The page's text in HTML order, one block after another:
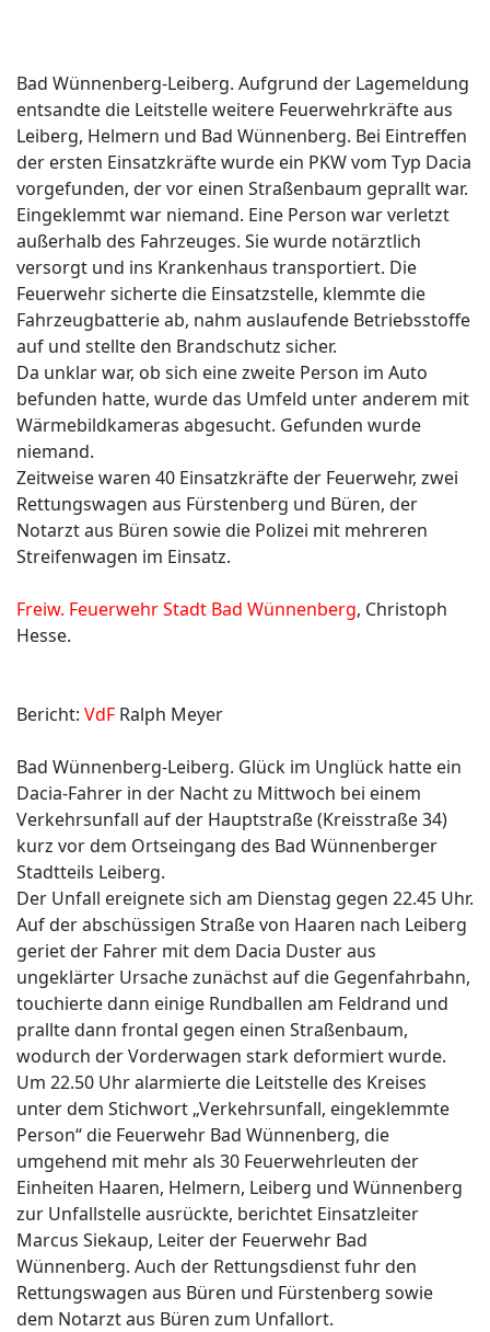
Bad Wünnenberg-Leiberg. Aufgrund der Lagemeldung
entsandte die Leitstelle weitere Feuerwehrkräfte aus
Leiberg, Helmern und Bad Wünnenberg. Bei Eintreffen
der ersten Einsatzkräfte wurde ein PKW vom Typ Dacia
vorgefunden, der vor einen Straßenbaum geprallt war.
Eingeklemmt war niemand. Eine Person war verletzt
außerhalb des Fahrzeuges. Sie wurde notärztlich
versorgt und ins Krankenhaus transportiert. Die
Feuerwehr sicherte die Einsatzstelle, klemmte die
Fahrzeugbatterie ab, nahm auslaufende Betriebsstoffe
auf und stellte den Brandschutz sicher.
Da unklar war, ob sich eine zweite Person im Auto
befunden hatte, wurde das Umfeld unter anderem mit
Wärmebildkameras abgesucht. Gefunden wurde
niemand.
Zeitweise waren 40 Einsatzkräfte der Feuerwehr, zwei
Rettungswagen aus Fürstenberg und Büren, der
Notarzt aus Büren sowie die Polizei mit mehreren
Streifenwagen im Einsatz.
Freiw. Feuerwehr Stadt Bad Wünnenberg, Christoph
Hesse.
Bericht: VdF Ralph Meyer
Bad Wünnenberg-Leiberg. Glück im Unglück hatte ein
Dacia-Fahrer in der Nacht zu Mittwoch bei einem
Verkehrsunfall auf der Hauptstraße (Kreisstraße 34)
kurz vor dem Ortseingang des Bad Wünnenberger
Stadtteils Leiberg.
Der Unfall ereignete sich am Dienstag gegen 22.45 Uhr.
Auf der abschüssigen Straße von Haaren nach Leiberg
geriet der Fahrer mit dem Dacia Duster aus
ungeklärter Ursache zunächst auf die Gegenfahrbahn,
touchierte dann einige Rundballen am Feldrand und
prallte dann frontal gegen einen Straßenbaum,
wodurch der Vorderwagen stark deformiert wurde.
Um 22.50 Uhr alarmierte die Leitstelle des Kreises
unter dem Stichwort „Verkehrsunfall, eingeklemmte
Person“ die Feuerwehr Bad Wünnenberg, die
umgehend mit mehr als 30 Feuerwehrleuten der
Einheiten Haaren, Helmern, Leiberg und Wünnenberg
zur Unfallstelle ausrückte, berichtet Einsatzleiter
Marcus Siekaup, Leiter der Feuerwehr Bad
Wünnenberg. Auch der Rettungsdienst fuhr den
Rettungswagen aus Büren und Fürstenberg sowie
dem Notarzt aus Büren zum Unfallort.